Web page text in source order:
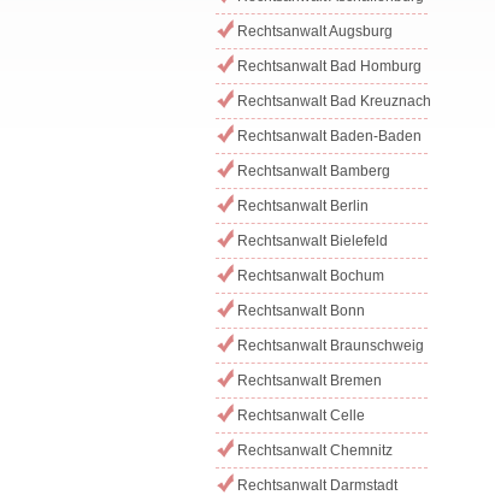
Rechtsanwalt Augsburg
Rechtsanwalt Bad Homburg
Rechtsanwalt Bad Kreuznach
Rechtsanwalt Baden-Baden
Rechtsanwalt Bamberg
Rechtsanwalt Berlin
Rechtsanwalt Bielefeld
Rechtsanwalt Bochum
Rechtsanwalt Bonn
Rechtsanwalt Braunschweig
Rechtsanwalt Bremen
Rechtsanwalt Celle
Rechtsanwalt Chemnitz
Rechtsanwalt Darmstadt